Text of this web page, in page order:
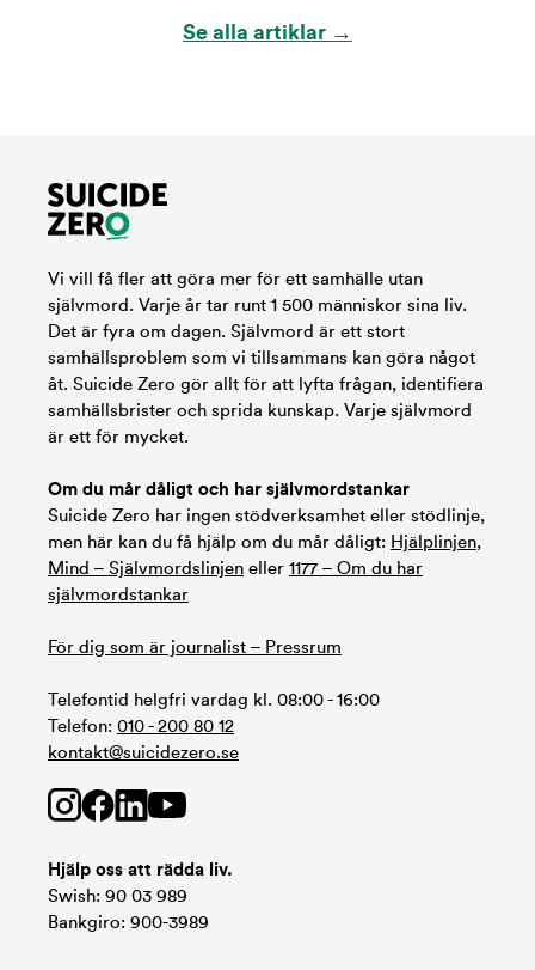
Se alla artiklar →
Vi vill få fler att göra mer för ett samhälle utan
självmord. Varje år tar runt 1 500 människor sina liv.
Det är fyra om dagen. Självmord är ett stort
samhällsproblem som vi tillsammans kan göra något
åt. Suicide Zero gör allt för att lyfta frågan, identifiera
samhällsbrister och sprida kunskap. Varje självmord
är ett för mycket.
Om du mår dåligt och har självmordstankar
Suicide Zero har ingen stödverksamhet eller stödlinje,
men här kan du få hjälp om du mår dåligt: Hjälplinjen,
Mind – Självmordslinjen eller 1177 – Om du har
självmordstankar
För dig som är journalist – Pressrum
Telefontid helgfri vardag kl. 08:00 - 16:00
Telefon: 010 - 200 80 12
kontakt@suicidezero.se
Hjälp oss att rädda liv.
Swish: 90 03 989
Bankgiro: 900-3989